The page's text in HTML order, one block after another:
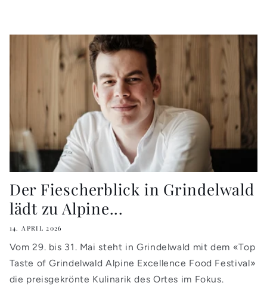
Der Fiescherblick in Grindelwald
lädt zu Alpine...
14. APRIL 2026
Vom 29. bis 31. Mai steht in Grindelwald mit dem «Top
Taste of Grindelwald Alpine Excellence Food Festival»
die preisgekrönte Kulinarik des Ortes im Fokus.